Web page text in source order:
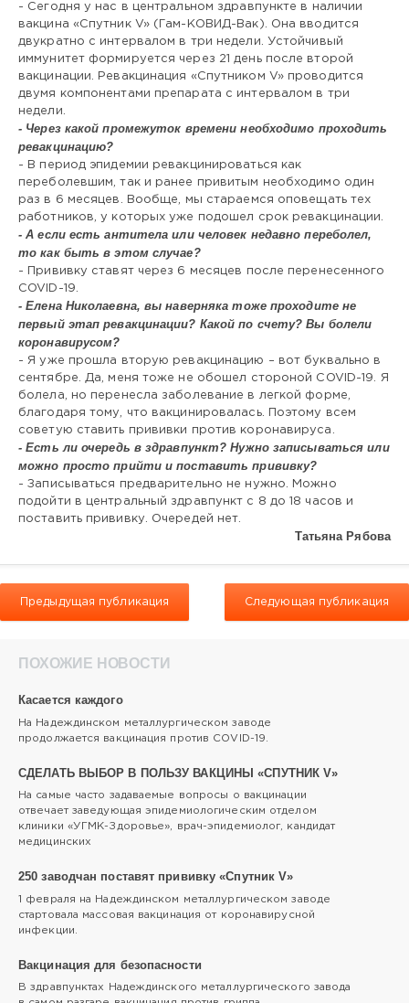
- Сегодня у нас в центральном здравпункте в наличии
вакцина «Спутник V» (Гам-КОВИД-Вак). Она вводится
двукратно с интервалом в три недели. Устойчивый
иммунитет формируется через 21 день после второй
вакцинации. Ревакцинация «Спутником V» проводится
двумя компонентами препарата с интервалом в три
недели.
- Через какой промежуток времени необходимо проходить
ревакцинацию?
- В период эпидемии ревакцинироваться как
переболевшим, так и ранее привитым необходимо один
раз в 6 месяцев. Вообще, мы стараемся оповещать тех
работников, у которых уже подошел срок ревакцинации.
- А если есть антитела или человек недавно переболел,
то как быть в этом случае?
- Прививку ставят через 6 месяцев после перенесенного
COVID-19.
- Елена Николаевна, вы наверняка тоже проходите не
первый этап ревакцинации? Какой по счету? Вы болели
коронавирусом?
- Я уже прошла вторую ревакцинацию – вот буквально в
сентябре. Да, меня тоже не обошел стороной COVID-19. Я
болела, но перенесла заболевание в легкой форме,
благодаря тому, что вакцинировалась. Поэтому всем
советую ставить прививки против коронавируса.
- Есть ли очередь в здравпункт? Нужно записываться или
можно просто прийти и поставить прививку?
- Записываться предварительно не нужно. Можно
подойти в центральный здравпункт с 8 до 18 часов и
поставить прививку. Очередей нет.
Татьяна Рябова
Предыдущая публикация Следующая публикация
ПОХОЖИЕ НОВОСТИ
Касается каждого
На Надеждинском металлургическом заводе
продолжается вакцинация против COVID-19.
СДЕЛАТЬ ВЫБОР В ПОЛЬЗУ ВАКЦИНЫ «СПУТНИК V»
На самые часто задаваемые вопросы о вакцинации
отвечает заведующая эпидемиологическим отделом
клиники «УГМК-Здоровье», врач-эпидемиолог, кандидат
медицинских
250 заводчан поставят прививку «Спутник V»
1 февраля на Надеждинском металлургическом заводе
стартовала массовая вакцинация от коронавирусной
инфекции.
Вакцинация для безопасности
В здравпунктах Надеждинского металлургического завода